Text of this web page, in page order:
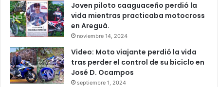
Joven piloto caaguaceño perdió la
vida mientras practicaba motocross
en Areguá.
noviembre 14, 2024
Video: Moto viajante perdió la vida
tras perder el control de su biciclo en
José D. Ocampos
septiembre 1, 2024